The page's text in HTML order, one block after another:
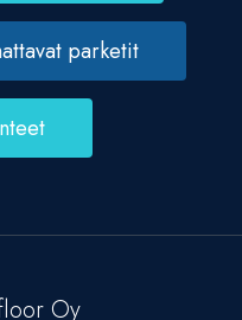
parketit
Oy